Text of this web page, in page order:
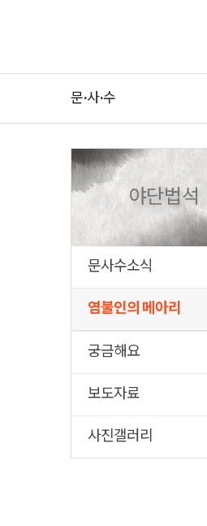
문·사·수
야단법석
문사수소식
염불인의 메아리
궁금해요
보도자료
사진갤러리